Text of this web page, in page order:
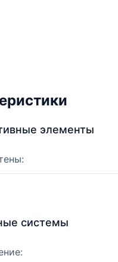
элементы
системы